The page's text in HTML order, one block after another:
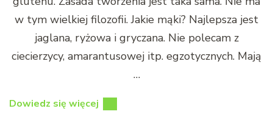
w tym wielkiej filozofii. Jakie mąki? Najlepsza jest
jaglana, ryżowa i gryczana. Nie polecam z
ciecierzycy, amarantusowej itp. egzotycznych. Mają
…
Dowiedz się więcej